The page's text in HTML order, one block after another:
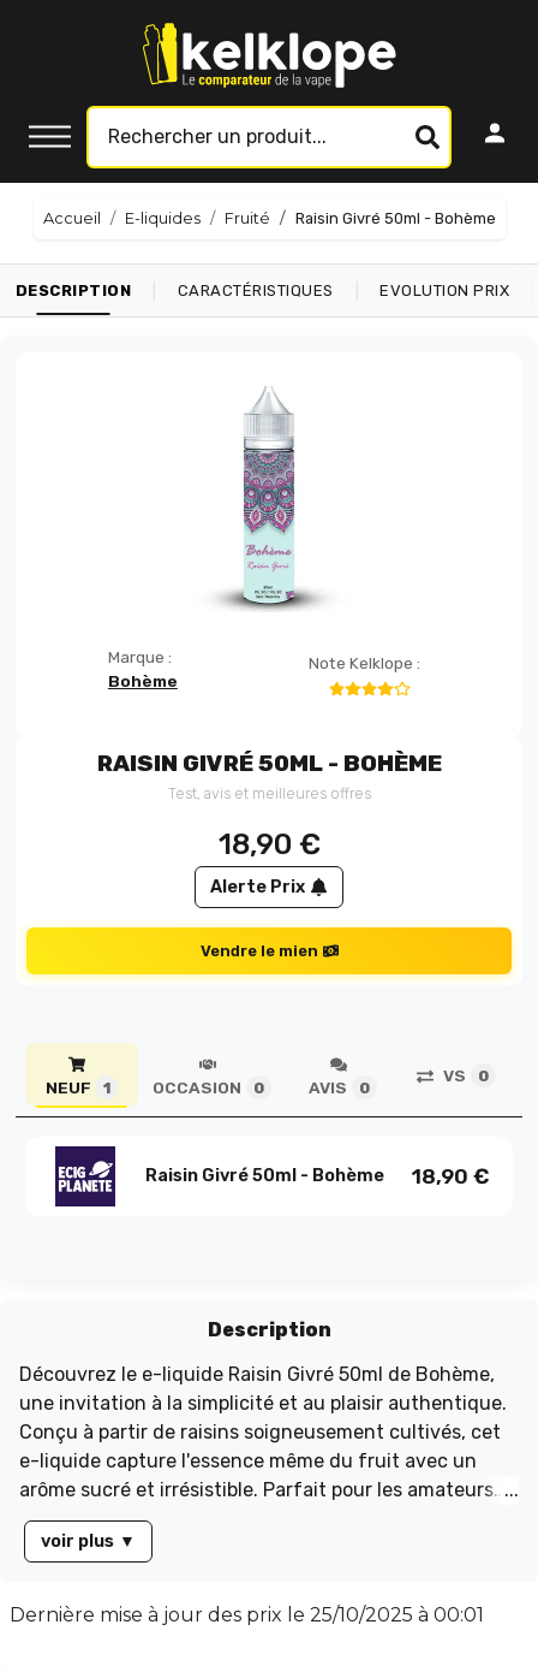
Accueil E-liquides Fruité Raisin Givré 50ml - Bohème
DESCRIPTION CARACTÉRISTIQUES EVOLUTION PRIX
Marque :
Bohème
Note Kelklope :
RAISIN GIVRÉ 50ML - BOHÈME
Test, avis et meilleures offres
18,90 €
Alerte Prix
Vendre le mien
NEUF 1 OCCASION 0 AVIS 0
VS 0
Raisin Givré 50ml - Bohème 18,90 €
Description
Découvrez le e-liquide Raisin Givré 50ml de Bohème,
une invitation à la simplicité et au plaisir authentique.
Conçu à partir de raisins soigneusement cultivés, cet
e-liquide capture l'essence même du fruit avec un
arôme sucré et irrésistible. Parfait pour les amateurs
de saveurs fruitées, il saura séduire même les palais les
plus exigeants. Disponible en flacon de 60 ml rempli à
taux PG/VG de 50/50. Laissez-vous tenter par cette
voir plus ▼
Dernière mise à jour des prix le 25/10/2025 à 00:01